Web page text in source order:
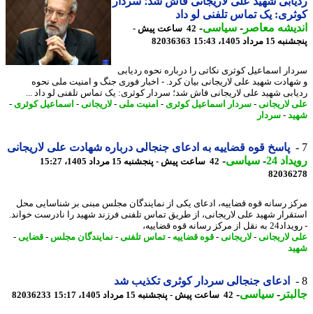
یک تماس تلفنی لو داد
معاصر-سیاسی-
42 ساعت پیش -
1405، 15:43
82036363
اسماعیل کوثری نکاتی را درباره نحوه ردیابی
شهید علی لاریجانی بیان کرد. - اخبار فوری جنگ و امنیت ملی نحوه
شهید علی لاریجانی فاش شد؛ سردار کوثری: یک تماس تلفنی لو داد ...
لاریجانی-سردار اسماعیل کوثری- امنیت ملی -لاریجانی-اسماعیل کوثری-
-سردار
پاسخ قوه قضاییه به ادعای جنجالی درباره شهادت علی لاریجانی
24
-سیاسی-42 ساعت پیش - پنجشنبه 15 مرداد 1405، 15:27
رسانه قوه قضاییه، ادعای یکی از نمایندگان مجلس مبنی بر شناسایی محل
شهید علی لاریجانی، از طریق تماس تلفنی فرزند شهید را نادرست خواند.
مرکز رسانه قوه قضاییه،
لاریجانی-لاریجانی-قوه قضاییه-تماس تلفنی-نمایندگان مجلس-قضایی-
ادعای جنجالی سردار کوثری تکذیب شد
-سیاسی-42 ساعت پیش - پنجشنبه 15 مرداد 1405، 15:17 82036233